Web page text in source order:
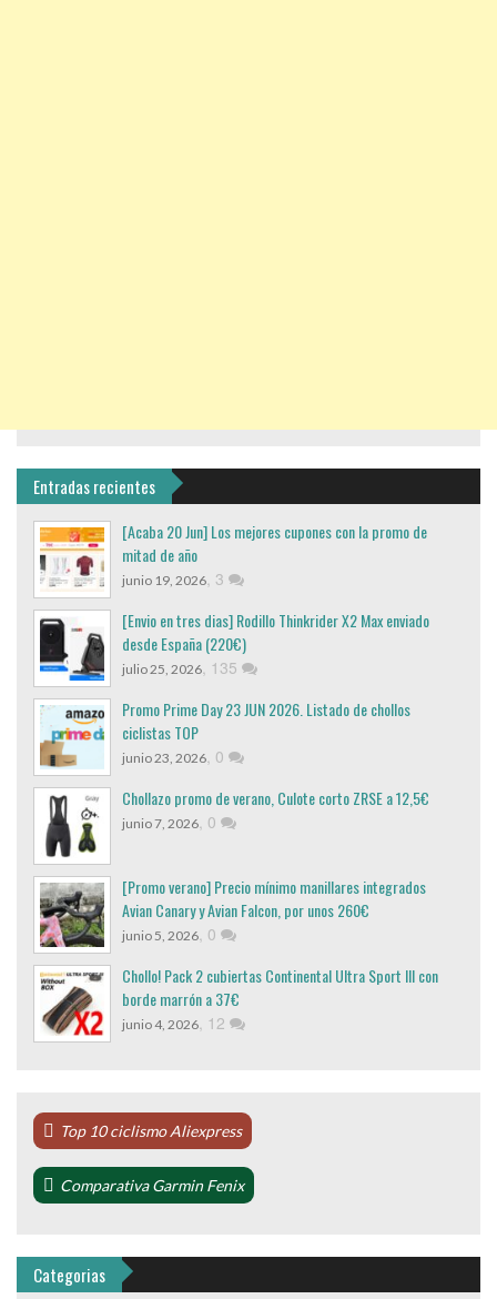
Entradas recientes
[Acaba 20 Jun] Los mejores cupones con la promo de
mitad de año
junio 19, 2026, 3
[Envio en tres dias] Rodillo Thinkrider X2 Max enviado
desde España (220€)
julio 25, 2026, 135
Promo Prime Day 23 JUN 2026. Listado de chollos
ciclistas TOP
junio 23, 2026, 0
Chollazo promo de verano, Culote corto ZRSE a 12,5€
junio 7, 2026, 0
[Promo verano] Precio mínimo manillares integrados
Avian Canary y Avian Falcon, por unos 260€
junio 5, 2026, 0
Chollo! Pack 2 cubiertas Continental Ultra Sport III con
borde marrón a 37€
junio 4, 2026, 12
Top 10 ciclismo Aliexpress
Comparativa Garmin Fenix
Categorias